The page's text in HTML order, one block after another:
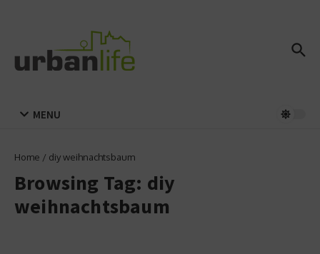
MENU
Home / diy weihnachtsbaum
Browsing Tag: diy
weihnachtsbaum